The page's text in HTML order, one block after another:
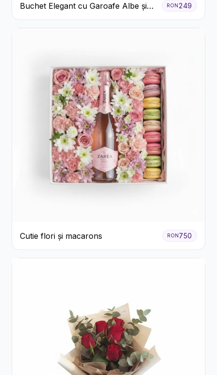
Buchet Elegant cu Garoafe Albe și
Eucalipt
RON 249
Cutie flori și macarons RON 750